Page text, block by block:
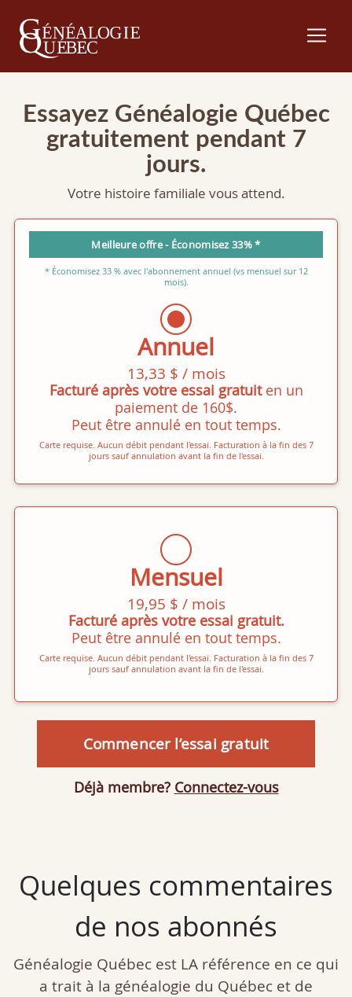
Essayez Généalogie Québec
gratuitement pendant 7
jours.
Votre histoire familiale vous attend.
Meilleure offre - Économisez 33% *
* Économisez 33 % avec l'abonnement annuel (vs mensuel sur 12
mois).
Annuel
13,33 $ / mois
Facturé après votre essai gratuiten un
paiement de 160$.
Peut être annulé en tout temps.
Carte requise. Aucun débit pendant l'essai. Facturation à la fin des 7
jours sauf annulation avant la fin de l'essai.
Mensuel
19,95 $ / mois
Facturé après votre essai gratuit.
Peut être annulé en tout temps.
Carte requise. Aucun débit pendant l'essai. Facturation à la fin des 7
jours sauf annulation avant la fin de l'essai.
Commencer l’essai gratuit
Déjà membre? Connectez-vous
Quelques commentaires
de nos abonnés
Généalogie Québec est LA référence en ce qui
a trait à la généalogie du Québec et de